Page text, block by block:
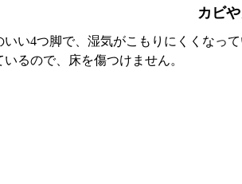
カビ
いい4つ脚で、湿気がこもりにくくなっ
るので、床を傷つけません。